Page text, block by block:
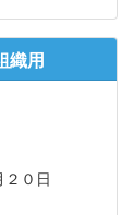
織用
２０日